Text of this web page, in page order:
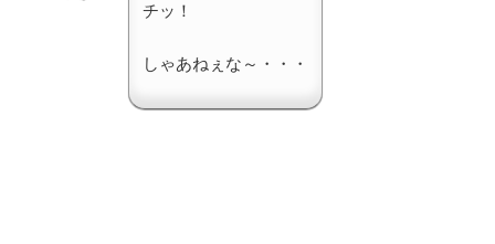
チッ！
しゃあねぇな～・・・